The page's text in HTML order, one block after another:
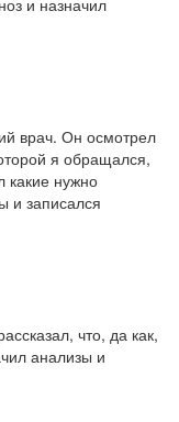
врач. Он осмотрел
я обращался,
какие нужно
и записался
что, да как,
анализы и